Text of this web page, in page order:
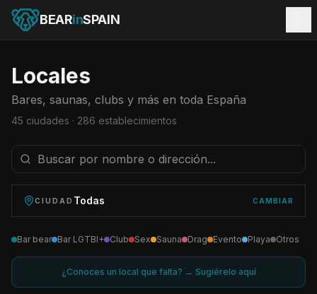
BEARinSPAIN
Locales
Bares, saunas, clubs y más en toda España
45 ciudades · 286 establecimientos
CIUDAD Todas CAMBIAR
Bar bear Bar LGTBI+ Club Sex Sauna Drag Evento Playa Otros
¿Conoces un local que falta? → Sugiérelo aquí